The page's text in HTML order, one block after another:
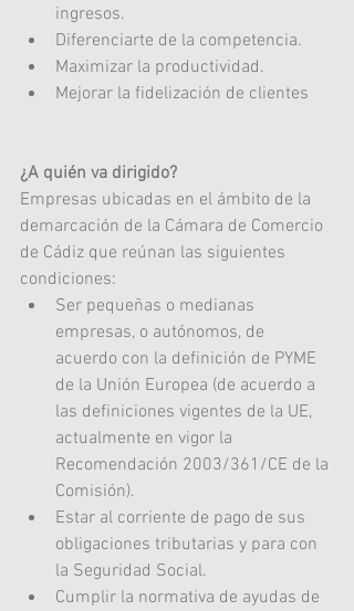
ingresos.
Diferenciarte de la competencia.
Maximizar la productividad.
Mejorar la fidelización de clientes
¿A quién va dirigido?
Empresas ubicadas en el ámbito de la
demarcación de la Cámara de Comercio
de Cádiz que reúnan las siguientes
condiciones:
Ser pequeñas o medianas
empresas, o autónomos, de
acuerdo con la definición de PYME
de la Unión Europea (de acuerdo a
las definiciones vigentes de la UE,
actualmente en vigor la
Recomendación 2003/361/CE de la
Comisión).
Estar al corriente de pago de sus
obligaciones tributarias y para con
la Seguridad Social.
Cumplir la normativa de ayudas de